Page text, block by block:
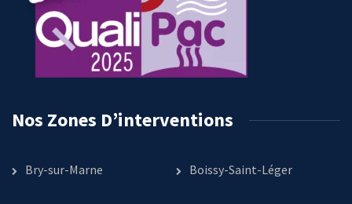
Nos Zones D’interventions
Bry-sur-Marne Boissy-Saint-Léger